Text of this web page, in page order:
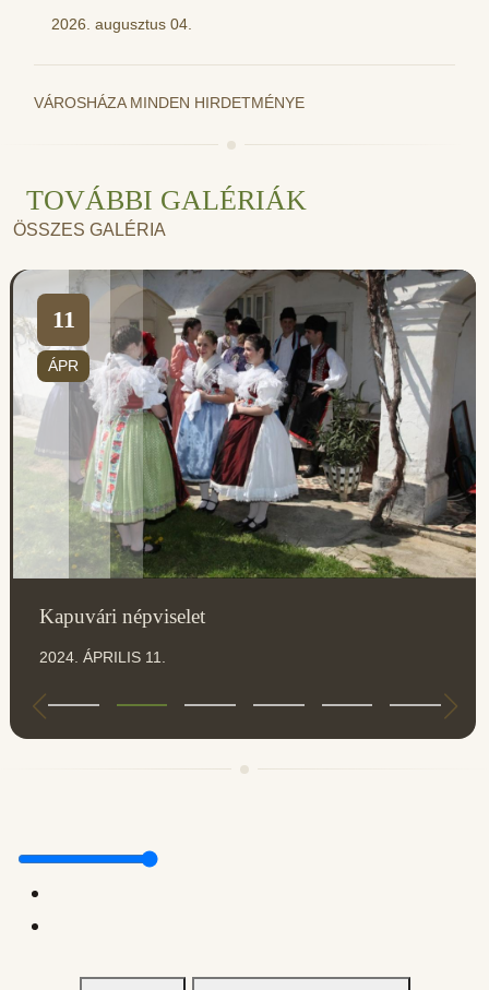
2026. augusztus 04.
VÁROSHÁZA MINDEN HIRDETMÉNYE
TOVÁBBI GALÉRIÁK
ÖSSZES GALÉRIA
11
ÁPR
Kapuvári népviselet
2024. ÁPRILIS 11.